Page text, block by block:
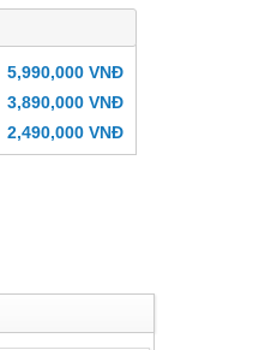
5,990,000 VNĐ
3,890,000 VNĐ
2,490,000 VNĐ